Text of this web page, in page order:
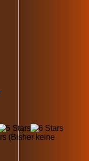
(Bisher keine